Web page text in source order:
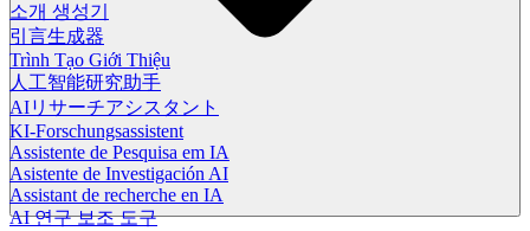
소개 생성기
引言生成器
Trình Tạo Giới Thiệu
人工智能研究助手
AIリサーチアシスタント
KI-Forschungsassistent
Assistente de Pesquisa em IA
Asistente de Investigación AI
Assistant de recherche en IA
AI 연구 보조 도구